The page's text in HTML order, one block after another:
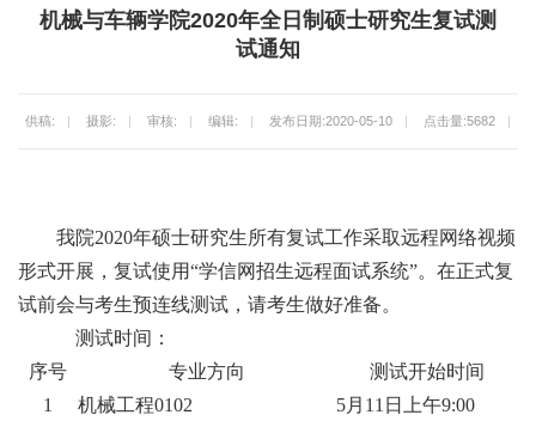
机械与车辆学院2020年全日制硕士研究生复试测
试通知
供稿: | 摄影: | 审核: | 编辑: | 发布日期:2020-05-10 | 点击量:5682 |
我院2020年硕士研究生所有复试工作采取远程网络视频
形式开展，复试使用“学信网招生远程面试系统”。在正式复
试前会与考生预连线测试，请考生做好准备。
测试时间：
序号
专业方向 测试开始时间
1
机械工程0102 5月1 1 日 上午9:00